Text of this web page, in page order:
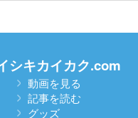
シキカイカク.com
動画を見る
記事を読む
グッズ